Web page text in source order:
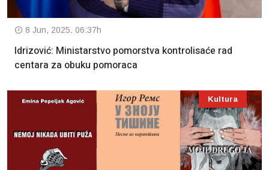
8 Jun, 2025. 06:37h
Idrizović: Ministarstvo pomorstva kontrolisaće rad
centara za obuku pomoraca
Kultura